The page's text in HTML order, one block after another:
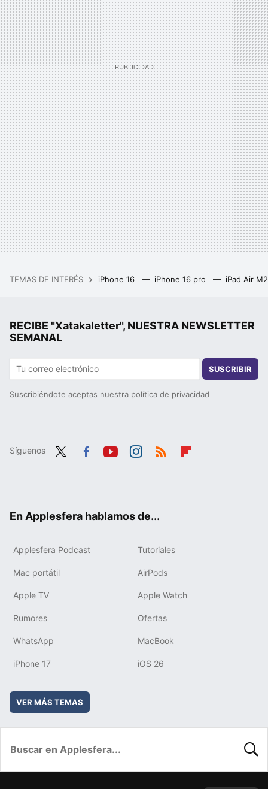
TEMAS DE INTERÉS iPhone 16 iPhone 16 pro iPad Air
RECIBE "Xatakaletter", NUESTRA NEWSLETTER
SEMANAL
SUSCRIBIR
Suscribiéndote aceptas nuestra política de privacidad
Síguenos
En Applesfera hablamos de...
Applesfera Podcast Tutoriales
Mac portátil AirPods
Apple TV Apple Watch
Rumores Ofertas
WhatsApp MacBook
iPhone 17 iOS 26
VER MÁS TEMAS